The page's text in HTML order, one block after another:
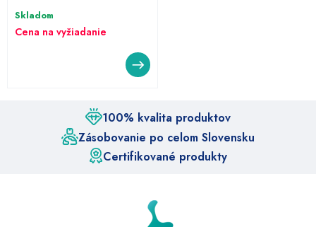
Skladom
Cena na vyžiadanie
100% kvalita produktov
Zásobovanie po celom Slovensku
Certifikované produkty